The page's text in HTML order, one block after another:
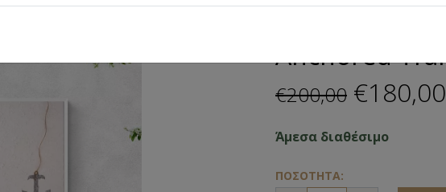
Anchored
€200,00 €180,00
Άμεσα διαθέσιμο
ΠΟΣΟΤΗΤΑ: